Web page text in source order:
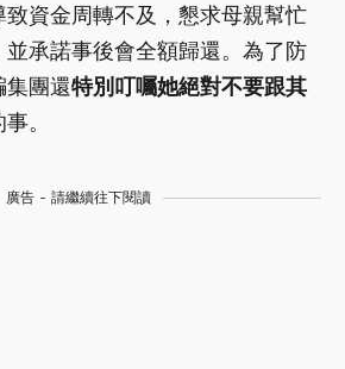
致資金周轉不及，懇求母親幫忙
承諾事後會全額歸還。為了防
集團還特別叮囑她絕對不要跟其
。
廣告 - 請繼續往下閱讀